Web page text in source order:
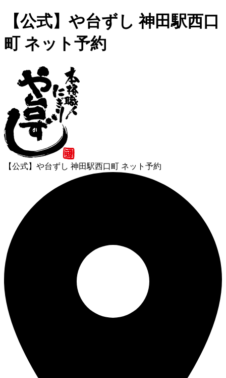
【公式】や台ずし 神田駅西口
町 ネット予約
【公式】や台ずし 神田駅西口町 ネット予約